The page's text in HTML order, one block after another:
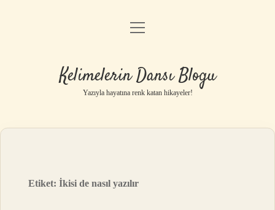
Anasayfa
Yasal Uyarı
menüyü
Kelimelerin Dansı Blogu
Yazıyla hayatına renk katan hikayeler!
Etiket:İkisi de nasıl yazılır